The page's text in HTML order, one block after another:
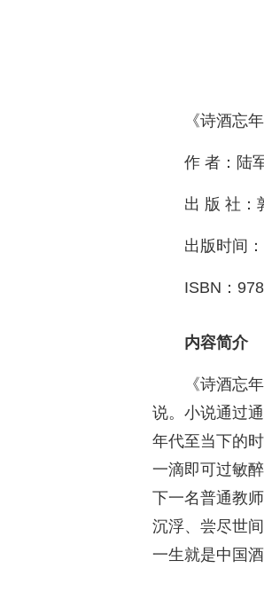
《诗酒忘年
作 者：陆
出 版 社：
出版时间
ISBN：
内容简介
《诗酒忘
说。小说通过
年代至当下的
一滴即可过敏
下一名普通教
沉浮、尝尽世
一生就是中国